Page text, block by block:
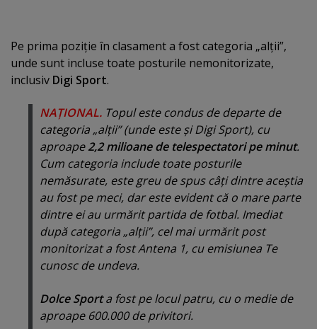
Pe prima poziţie în clasament a fost categoria „alţii”,
unde sunt incluse toate posturile nemonitorizate,
inclusiv Digi Sport.
NAŢIONAL. Topul este condus de departe de
categoria „alţii” (unde este şi Digi Sport), cu
aproape2,2 milioane de telespectatori pe minut.
Cum categoria include toate posturile
nemăsurate, este greu de spus câţi dintre aceştia
au fost pe meci, dar este evident că o mare parte
dintre ei au urmărit partida de fotbal. Imediat
după categoria „alţii”, cel mai urmărit post
monitorizat a fost Antena 1, cu emisiunea Te
cunosc de undeva.
Dolce Sporta fost pe locul patru, cu o medie de
aproape 600.000 de privitori.